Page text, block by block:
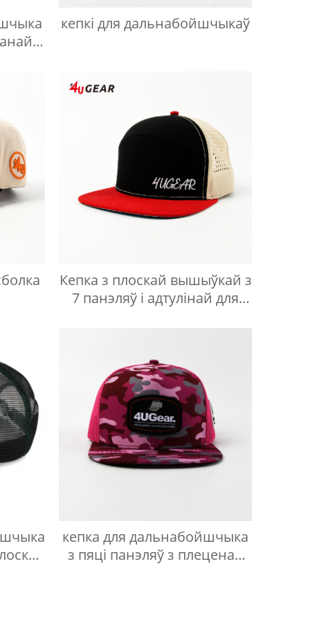
кепкі для дальнабойшчыкаў
Кепка з плоскай вышыўкай з
7 панэляў і адтулінай для
кепка для дальнабойшчыка
з пяці панэляў з плеценай